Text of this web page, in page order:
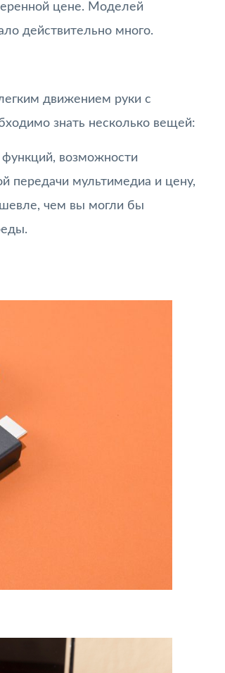
цене. Моделей
действительно много.
движением руки с
знать несколько вещей:
возможности
передачи мультимедиа и цену,
чем вы могли бы